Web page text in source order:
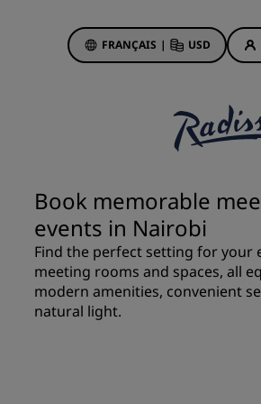
FRANÇAIS | USD
Offres d'hôtels
La magie opère
instants
Deals of the Day
Réservez à l’avance
Book memorable
events in Nairobi
Find the perfect setting for your
meeting rooms and spaces, all
modern amenities, convenient
natural light.